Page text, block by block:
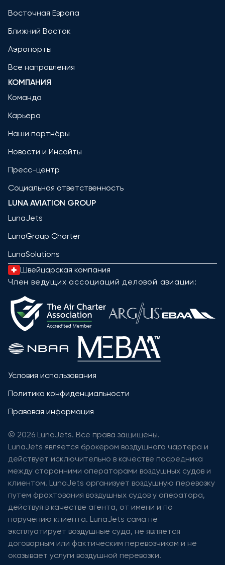
Восточная Европа
Ближний Восток
Аэропорты
Все направления
КОМПАНИЯ
Команда
Карьера
Наши партнёры
Новости и Инсайты
Пресс-центр
Социальная ответственность
LUNA AVIATION GROUP
LunaJets
LunaGroup Charter
LunaSolutions
Швейцарская компания
Член ведущих ассоциаций деловой авиации:
Условия использования
Политика конфиденциальности
Правовая информация
© 2026 LunaJets. Все права защищены.
LunaJets является брокером воздушного чартера и
действует исключительно в качестве посредника
между сторонними операторами воздушных судов и
клиентом. LunaJets организует воздушную перевозку
путем фрахтования воздушных судов у оператора,
действуя в качестве агента, от имени и по
поручению клиента. LunaJets сама не
эксплуатирует воздушные суда, не является
договорным или фактическим перевозчиком и не
оказывает услуги воздушной перевозки.